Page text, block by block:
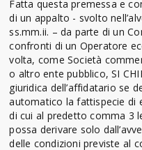
Fatta questa premessa e
di un appalto - svolto
ss.mm.ii. – da parte di un
confronti di un Operatore
volta, come Società
o altro ente pubblico, SI
giuridica dell’affidatario se
automatico la fattispecie di
di cui al predetto comma 3
possa derivare solo
delle condizioni previste al